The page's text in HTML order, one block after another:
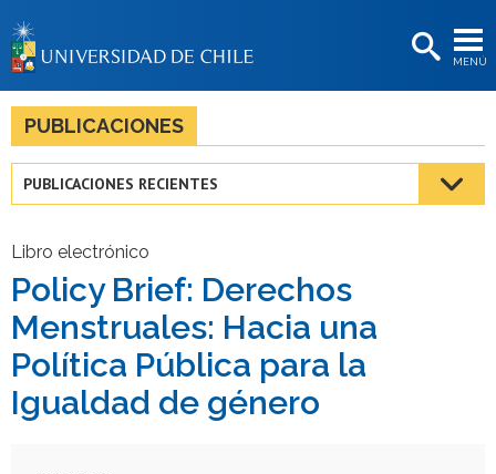
MENÚ
BIBLIOTECAS
LA UNIVERSIDAD
Estudiantes
Funcionarias/os
Egresadas/os
PUBLICACIONES
PUBLICACIONES RECIENTES
Libro electrónico
Policy Brief: Derechos
Menstruales: Hacia una
Política Pública para la
Igualdad de género